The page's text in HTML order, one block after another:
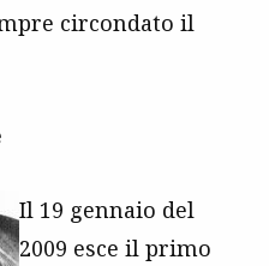
circondato il
Il 19 gennaio del
2009 esce il primo